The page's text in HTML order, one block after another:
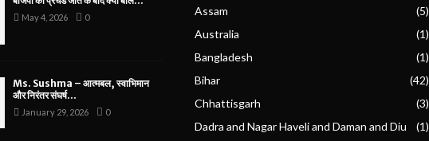
May 4, 2026 0
Ms. Sushma – आत्मबल, स्वाभिमान
और निरंतर संघर्ष...
January 29, 2026 0
Assam
(5)
Australia
(1)
Bangladesh
(1)
Bihar
(42)
Chhattisgarh
(3)
Dadra and Nagar Haveli and Daman and Diu
(1)